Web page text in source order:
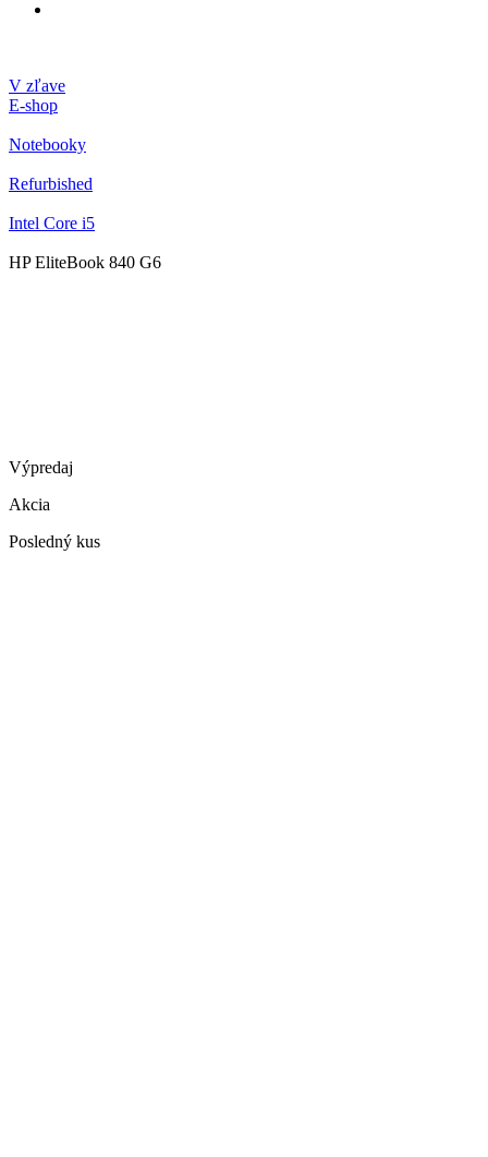
V zľave
E-shop
Notebooky
Refurbished
Intel Core i5
HP EliteBook 840 G6
Výpredaj
Akcia
Posledný kus